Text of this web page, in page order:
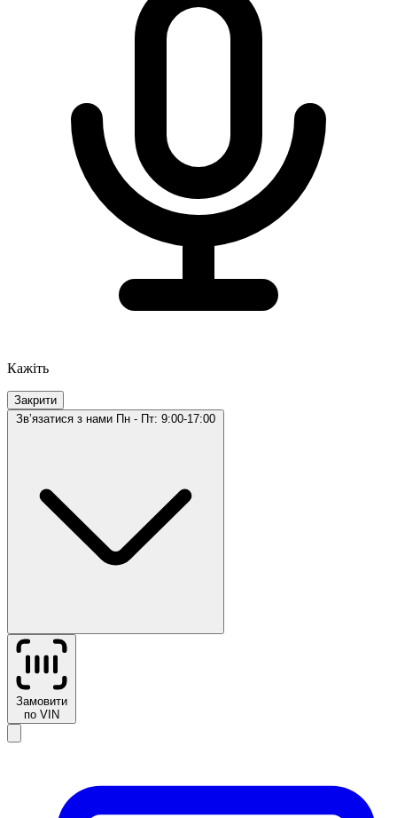
Кажіть
Закрити
Звʼязатися з нами Пн - Пт: 9:00-17:00
Замовити
по VIN